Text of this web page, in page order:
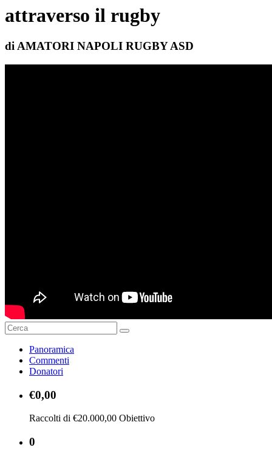
attraverso il rugby
di AMATORI NAPOLI RUGBY ASD
Panoramica
Commenti
Donatori
€0,00
Raccolti di €20.000,00 Obiettivo
0